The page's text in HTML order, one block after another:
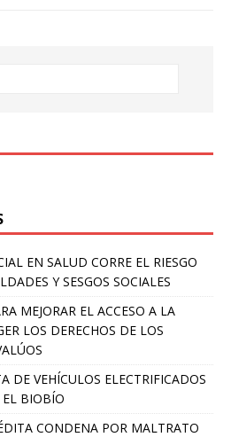
EN SALUD CORRE EL RIESGO
Y SESGOS SOCIALES
MEJORAR EL ACCESO A LA
LOS DERECHOS DE LOS
DE VEHÍCULOS ELECTRIFICADOS
EL BIOBÍO
CONDENA POR MALTRATO